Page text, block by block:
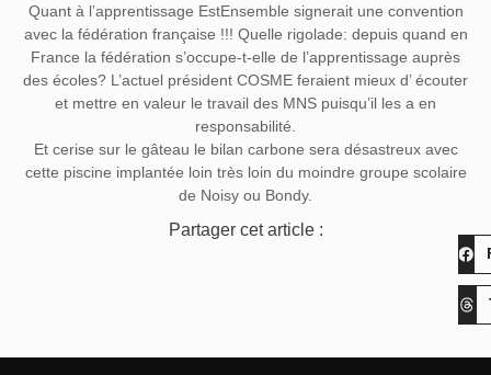
Quant à l’apprentissage EstEnsemble signerait une convention
avec la fédération française !!! Quelle rigolade: depuis quand en
France la fédération s’occupe-t-elle de l’apprentissage auprès
des écoles? L’actuel président COSME feraient mieux d’ écouter
et mettre en valeur le travail des MNS puisqu’il les a en
responsabilité.
Et cerise sur le gâteau le bilan carbone sera désastreux avec
cette piscine implantée loin très loin du moindre groupe scolaire
de Noisy ou Bondy.
Partager cet article :